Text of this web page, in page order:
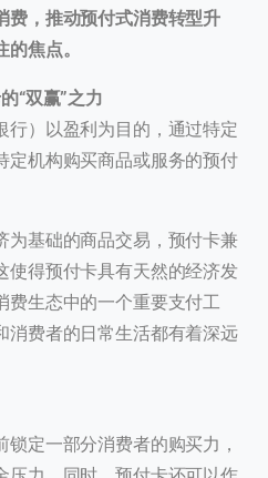
费，推动预付式消费转型升
焦点。
“双赢”之力
行）以盈利为目的，通过特定
定机构购买商品或服务的预付
为基础的商品交易，预付卡兼
使得预付卡具有天然的经济发
费生态中的一个重要支付工
消费者的日常生活都有着深远
定一部分消费者的购买力，